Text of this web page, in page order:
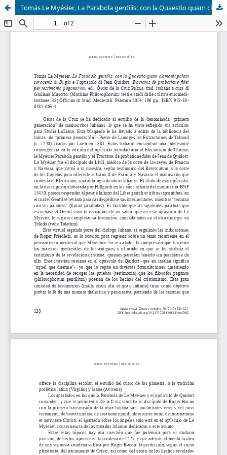
Tomás Le Myésier, La Parabola gentilis: con la Quaestio quam clamauit palam saracenis in Bugia e l’opuscolo di Jean Quidort, Tractatus de probatione fidei per testimonia paganorum, ed. Óscar de la Cruz Palma, trad. italiana a cura di Giuliana Musotto, Palermo 2014